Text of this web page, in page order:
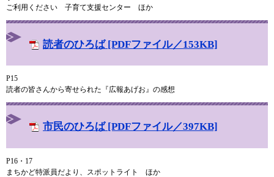
ご利用ください 子育て支援センター ほか
読者のひろば [PDFファイル／153KB]
P15
読者の皆さんから寄せられた『広報あげお』の感想
市民のひろば [PDFファイル／397KB]
P16・17
まちかど特派員だより、スポットライト ほか